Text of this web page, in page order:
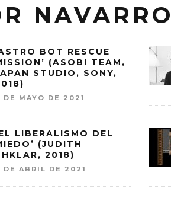
BOT RESCUE
(ASOBI TEAM,
STUDIO, SONY,
DE MAYO DE 2021
LIBERALISMO DEL
(JUDITH
2018)
DE ABRIL DE 2021